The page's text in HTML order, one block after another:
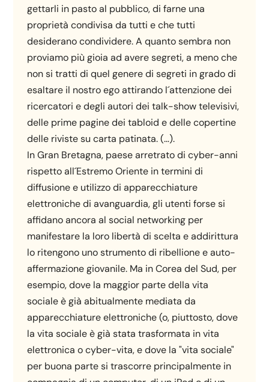
gettarli in pasto al pubblico, di farne una
proprietà condivisa da tutti e che tutti
desiderano condividere. A quanto sembra non
proviamo più gioia ad avere segreti, a meno che
non si tratti di quel genere di segreti in grado di
esaltare il nostro ego attirando l´attenzione dei
ricercatori e degli autori dei talk-show televisivi,
delle prime pagine dei tabloid e delle copertine
delle riviste su carta patinata. (…).
In Gran Bretagna, paese arretrato di cyber-anni
rispetto all´Estremo Oriente in termini di
diffusione e utilizzo di apparecchiature
elettroniche di avanguardia, gli utenti forse si
affidano ancora al social networking per
manifestare la loro libertà di scelta e addirittura
lo ritengono uno strumento di ribellione e auto-
affermazione giovanile. Ma in Corea del Sud, per
esempio, dove la maggior parte della vita
sociale è già abitualmente mediata da
apparecchiature elettroniche (o, piuttosto, dove
la vita sociale è già stata trasformata in vita
elettronica o cyber-vita, e dove la "vita sociale"
per buona parte si trascorre principalmente in